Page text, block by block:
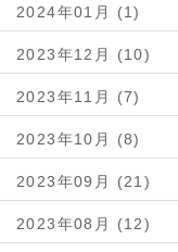
2024年01月 (1)
2023年12月 (10)
2023年11月 (7)
2023年10月 (8)
2023年09月 (21)
2023年08月 (12)